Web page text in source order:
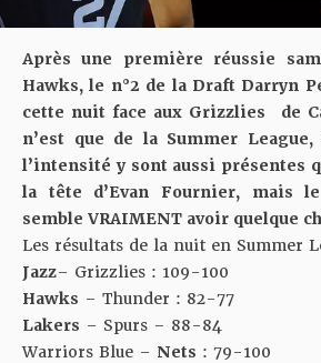
Aprèsune première réussie
Hawks, le n°2 de la Draft Darryn
cette nuit face aux Grizzlies de
n’est que de la Summer
l’intensité y sont aussi présentes
la tête d’Evan Fournier, mais
semble VRAIMENT avoir quelque
Les résultats de la nuit en Summer
Jazz– Grizzlies : 109-100
Hawks – Thunder : 82-77
Lakers – Spurs – 88-84
Warriors Blue – Nets : 79-100